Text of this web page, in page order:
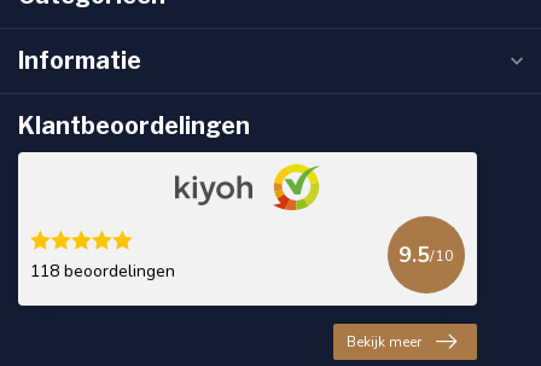
Informatie
Klantbeoordelingen
118 beoordelingen
9.5/10
Bekijk meer